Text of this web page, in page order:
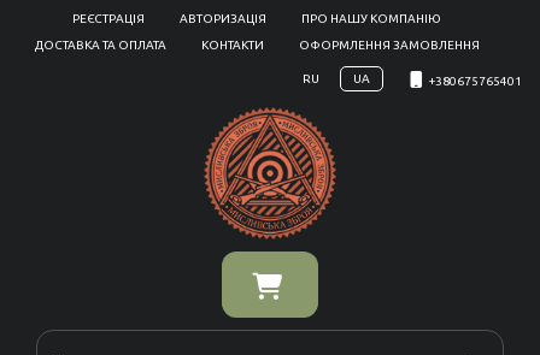
РЕЄСТРАЦІЯ АВТОРИЗАЦІЯ
ПРО НАШУ КОМПАНІЮ
ДОСТАВКА ТА ОПЛАТА
КОНТАКТИ ОФОРМЛЕННЯ ЗАМОВЛЕННЯ
RU UA +380675765401